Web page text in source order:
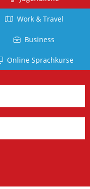
Work & Travel
Business
Online Sprachkurse
Brasilien
Deutsch
Deutschland
Japanisch
Japan
Vietnam
Lettland